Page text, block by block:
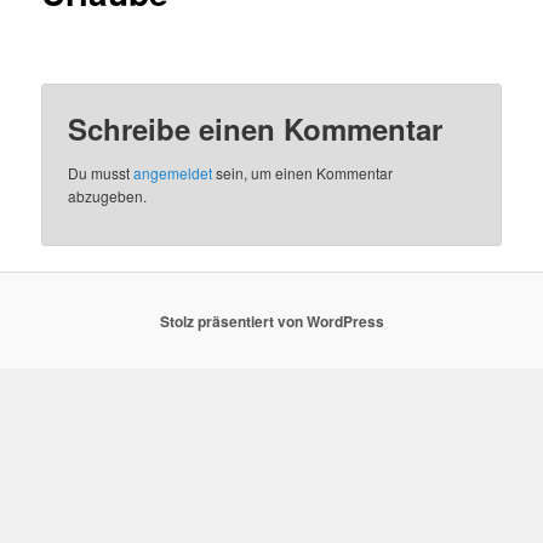
Schreibe einen Kommentar
Du musstangemeldetsein, um einen Kommentar
abzugeben.
Stolz präsentiert von WordPress